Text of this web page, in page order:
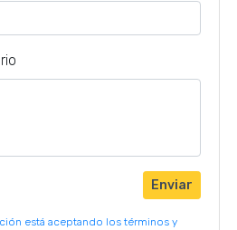
Enviar
está aceptando los términos y